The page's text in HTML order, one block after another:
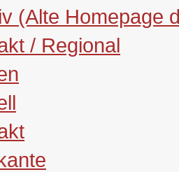
(Alte Homepage
/ Regional